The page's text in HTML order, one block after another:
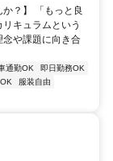
？】 「もっと良
キュラムという
や課題に向き合
通勤OK
即日勤務OK
服装自由